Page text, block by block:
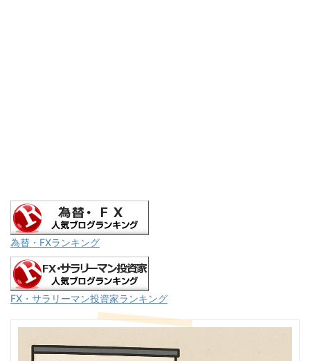
為替・FXランキング
FX・サラリーマン投資家ランキング